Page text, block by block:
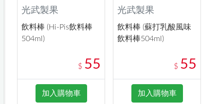
光武製果
飲料棒 (Hi-Pis飲料棒
504ml)
$ 55
加入購物車
光武製果
飲料棒 (蘇打乳酸風味
飲料棒504ml)
$ 55
加入購物車